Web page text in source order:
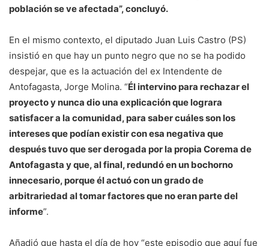
población se ve afectada”, concluyó.
En el mismo contexto, el diputado Juan Luis Castro (PS)
insistió en que hay un punto negro que no se ha podido
despejar, que es la actuación del ex Intendente de
Antofagasta, Jorge Molina. “Él intervino para rechazar el
proyecto y nunca dio una explicación que lograra
satisfacer a la comunidad, para saber cuáles son los
intereses que podían existir con esa negativa que
después tuvo que ser derogada por la propia Corema de
Antofagasta y que, al final, redundó en un bochorno
innecesario, porque él actuó con un grado de
arbitrariedad al tomar factores que no eran parte del
informe”.
Añadió que hasta el día de hoy “este episodio que aquí fue